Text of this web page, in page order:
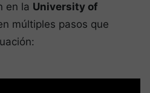
en la University of
múltiples pasos que